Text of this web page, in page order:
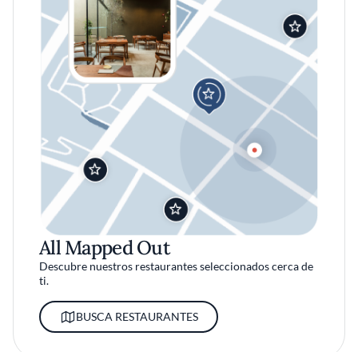
All Mapped Out
Descubre nuestros restaurantes seleccionados cerca de
ti.
BUSCA RESTAURANTES